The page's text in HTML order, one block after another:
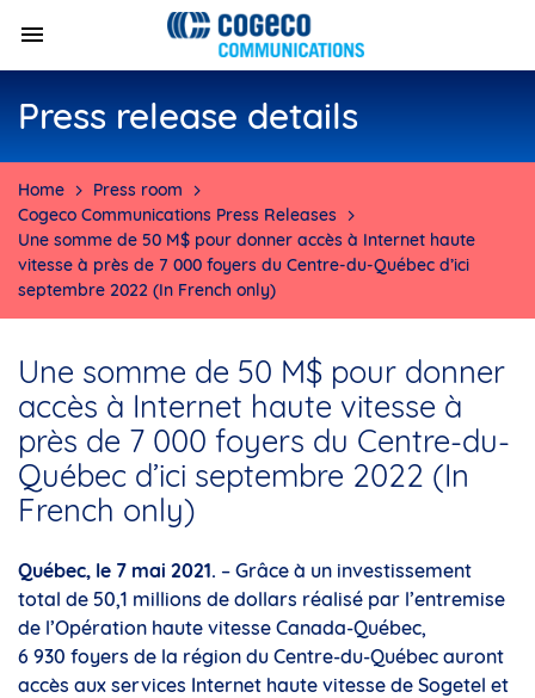
Press release details
Home
Press room
Cogeco Communications Press Releases
Une somme de 50 M$ pour donner accès à Internet haute
vitesse à près de 7 000 foyers du Centre-du-Québec d’ici
septembre 2022 (In French only)
Une somme de 50 M$ pour donner
accès à Internet haute vitesse à
près de 7 000 foyers du Centre-du-
Québec d’ici septembre 2022 (In
French only)
Québec, le 7 mai 2021. – Grâce à un investissement
total de 50,1 millions de dollars réalisé par l’entremise
de l’Opération haute vitesse Canada-Québec,
6 930 foyers de la région du Centre-du-Québec auront
accès aux services Internet haute vitesse de Sogetel et